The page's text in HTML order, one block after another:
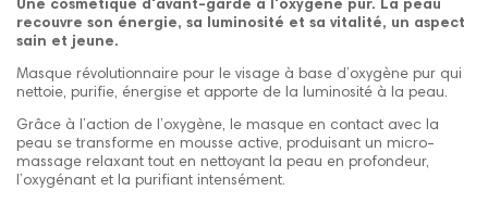
Une cosmétique d'avant-garde à l'oxygène pur. La peau
recouvre son énergie, sa luminosité et sa vitalité, un aspect
sain et jeune.
Masque révolutionnaire pour le visage à base d’oxygène pur qui
nettoie, purifie, énergise et apporte de la luminosité à la peau.
Grâce à l’action de l’oxygène, le masque en contact avec la
peau se transforme en mousse active, produisant un micro-
massage relaxant tout en nettoyant la peau en profondeur,
l’oxygénant et la purifiant intensément.